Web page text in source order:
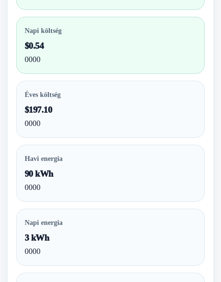
Napi költség
$0.54
0000
Éves költség
$197.10
0000
Havi energia
90 kWh
0000
Napi energia
3 kWh
0000